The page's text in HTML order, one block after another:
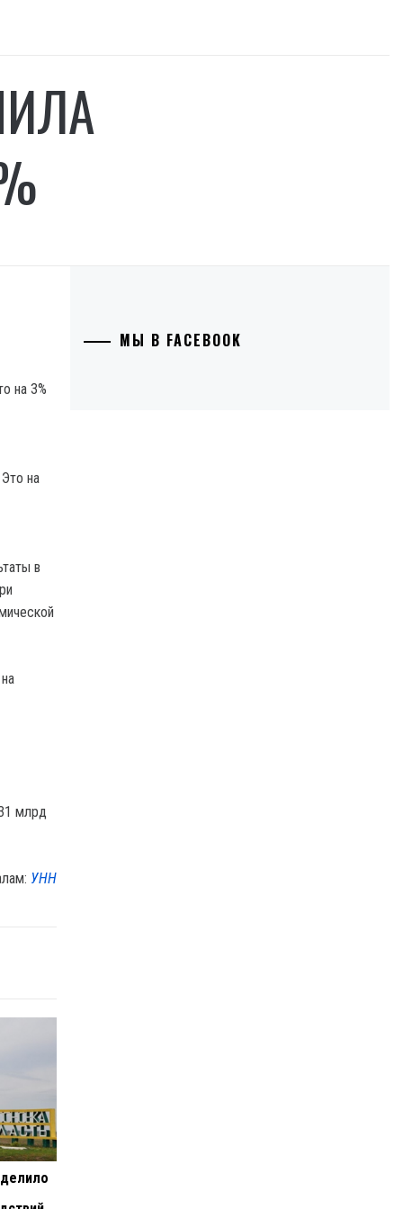
на 3%
на
в
млрд
УНН
МЫ В FACEBOOK